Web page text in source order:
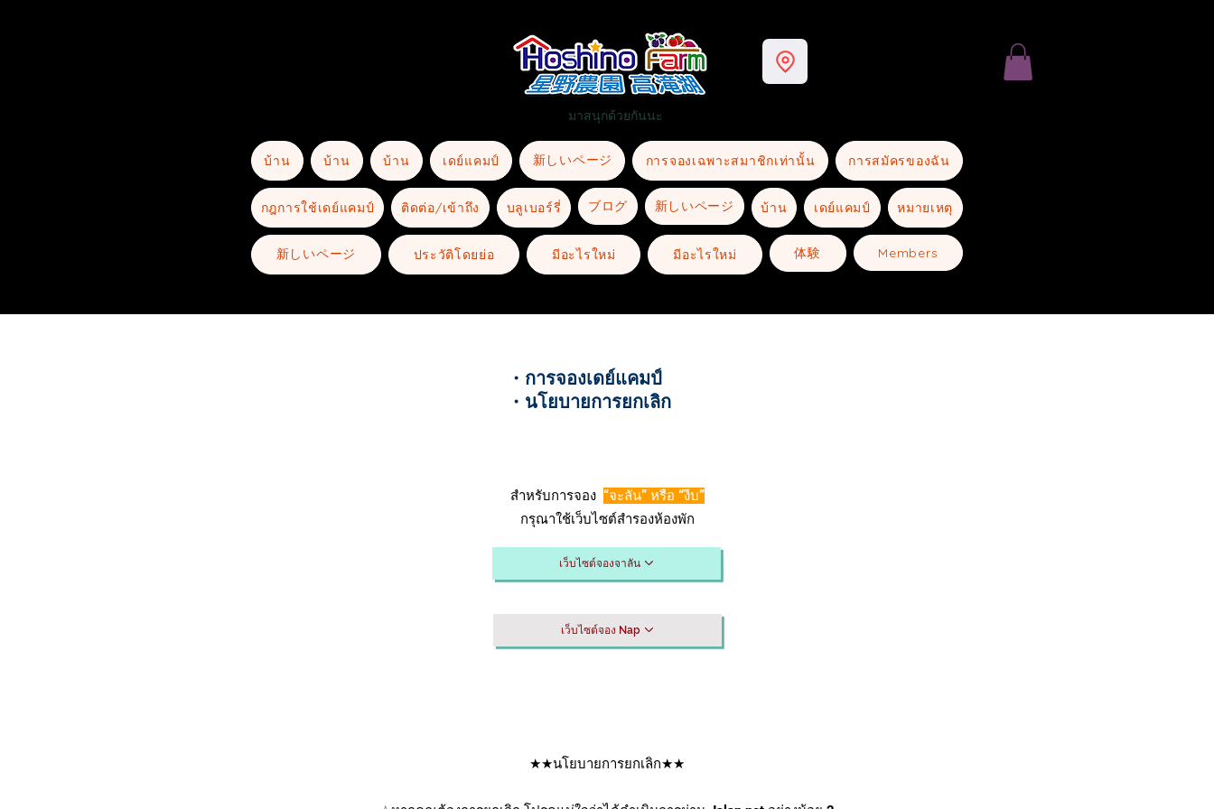
มาสนุกด้วยกันนะ
บ้าน บ้าน บ้าน เดย์แคมป์ 新しいページ การจองเฉพาะสมาชิกเท่านั้น การสมัครของฉัน
กฎการใช้เดย์แคมป์ ติดต่อ/เข้าถึง บลูเบอร์รี่ ブログ 新しいページ บ้าน เดย์แคมป์ หมายเหตุ
新しいページ ประวัติโดยย่อ มีอะไรใหม่ มีอะไรใหม่ 体験 Members
・การจองเดย์แคมป์
​・นโยบายการยกเลิก
สำหรับการจอง “จะลัน” หรือ “งีบ”
กรุณาใช้เว็บไซต์สำรองห้องพัก
เว็บไซต์จองจาลัน
เว็บไซต์จอง Nap
★★นโยบายการยกเลิก★★